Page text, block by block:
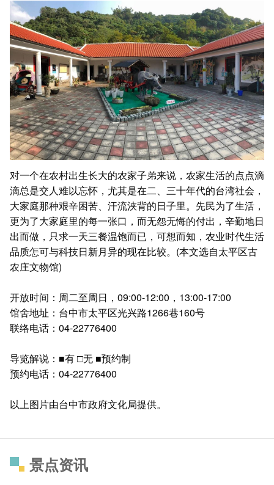
对一个在农村出生长大的农家子弟来说，农家生活的点点滴
滴总是交人难以忘怀，尤其是在二、三十年代的台湾社会，
大家庭那种艰辛困苦、汗流浃背的日子里。先民为了生活，
更为了大家庭里的每一张口，而无怨无悔的付出，辛勤地日
出而做，只求一天三餐温饱而已，可想而知，农业时代生活
品质怎可与科技日新月异的现在比较。(本文选自太平区古
农庄文物馆)
开放时间：周二至周日，09:00-12:00，13:00-17:00
馆舍地址：台中市太平区光兴路1266巷160号
联络电话：04-22776400
导览解说：■有 □无 ■预约制
预约电话：04-22776400
以上图片由台中市政府文化局提供。
景点资讯